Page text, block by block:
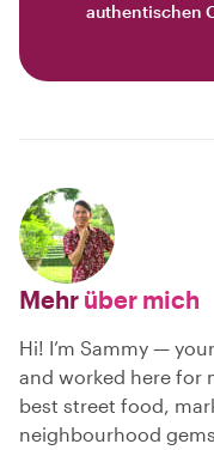
authentischen
Mehr über mich
Hi! I’m Sammy —
and worked here for
best street food,
neighbourhood